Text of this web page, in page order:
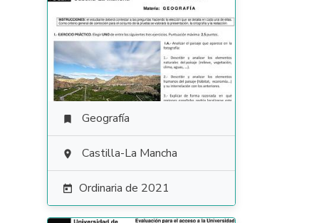
 Geografía
 Castilla-La Mancha
 Ordinaria de 2021